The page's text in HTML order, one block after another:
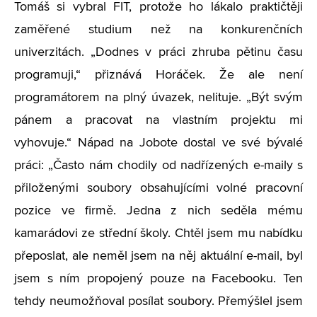
Tomáš si vybral FIT, protože ho lákalo praktičtěji
zaměřené studium než na konkurenčních
univerzitách. „Dodnes v práci zhruba pětinu času
programuji,“ přiznává Horáček. Že ale není
programátorem na plný úvazek, nelituje. „Být svým
pánem a pracovat na vlastním projektu mi
vyhovuje.“ Nápad na Jobote dostal ve své bývalé
práci: „Často nám chodily od nadřízených e-maily s
přiloženými soubory obsahujícími volné pracovní
pozice ve firmě. Jedna z nich seděla mému
kamarádovi ze střední školy. Chtěl jsem mu nabídku
přeposlat, ale neměl jsem na něj aktuální e-mail, byl
jsem s ním propojený pouze na Facebooku. Ten
tehdy neumožňoval posílat soubory. Přemýšlel jsem